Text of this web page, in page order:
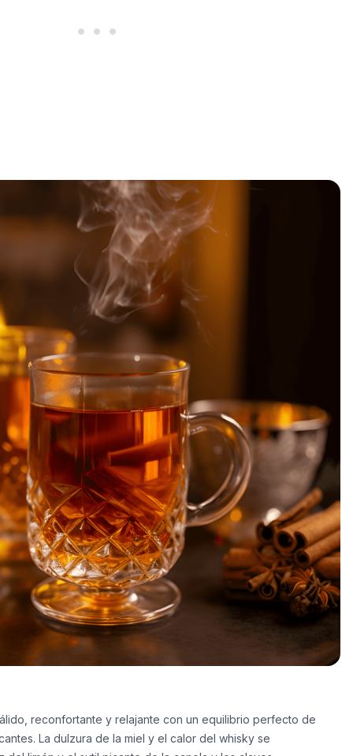
reconfortante y relajante con un equilibrio perfecto de
La dulzura de la miel y el calor del whisky se